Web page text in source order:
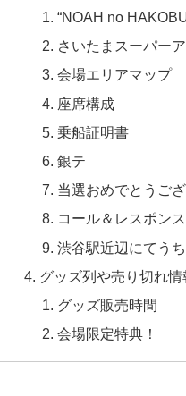
“NOAH no
さいたまスーパー
会場エリアマップ
座席構成
乗船証明書
銀テ
当選おめでとうご
コール＆レスポンス
渋谷駅近辺にてう
グッズ列や売り切れ情
グッズ販売時間
会場限定特典！